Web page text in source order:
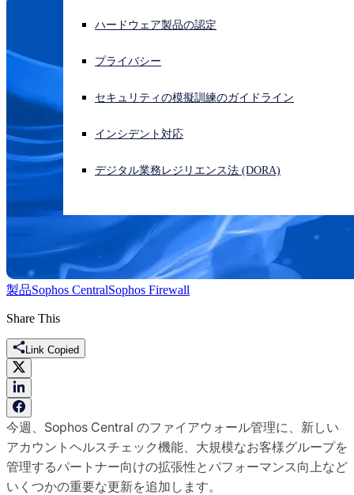
サイバー攻撃を受けている場合、連絡先はこちら
Open search
Open language switcher
ハードウェア製品の認定
プライバシー
セキュリティの模擬訓練のガイドライン
インシデント対応
デジタル業務レジリエンス法 (DORA)
製品Sophos CentralSophos Firewall
Share This
Link Copied
今週、Sophos Central のファイアウォール管理に、新しい
アカウントヘルスチェック機能、大規模なお客様グループを
管理するパートナー向けの拡張性とパフォーマンス向上など
いくつかの重要な更新を追加します。